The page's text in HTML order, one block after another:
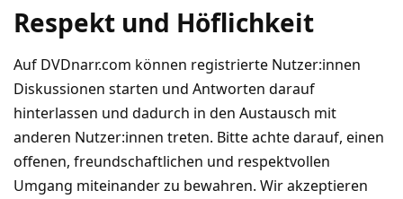
Respekt und Höflichkeit
Auf DVDnarr.com können registrierte Nutzer:innen
Diskussionen starten und Antworten darauf
hinterlassen und dadurch in den Austausch mit
anderen Nutzer:innen treten. Bitte achte darauf, einen
offenen, freundschaftlichen und respektvollen
Umgang miteinander zu bewahren. Wir akzeptieren